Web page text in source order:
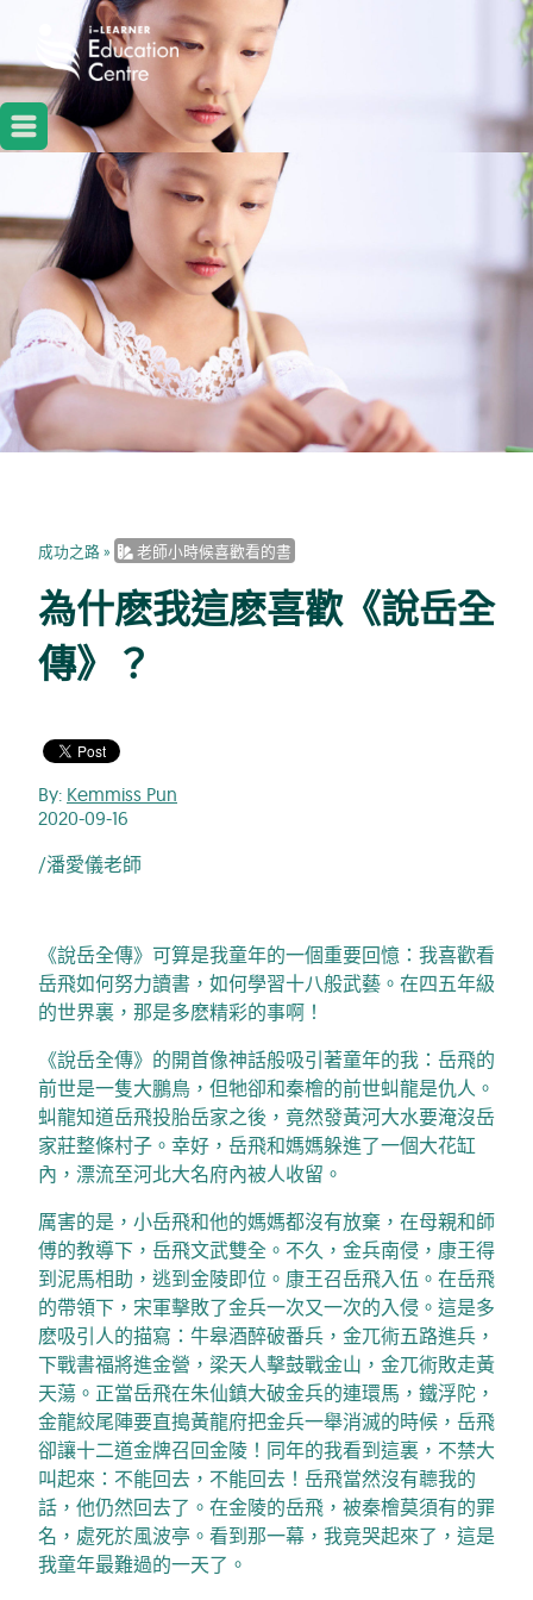
成功之路» 老師小時候喜歡看的書
為什麽我這麽喜歡《說岳全
傳》？
By: Kemmiss Pun
2020-09-16
/潘愛儀老師
《說岳全傳》可算是我童年的一個重要回憶：我喜歡看
岳飛如何努力讀書，如何學習十八般武藝。在四五年級
的世界裏，那是多麽精彩的事啊！
《說岳全傳》的開首像神話般吸引著童年的我：岳飛的
前世是一隻大鵬鳥，但牠卻和秦檜的前世虯龍是仇人。
虯龍知道岳飛投胎岳家之後，竟然發黃河大水要淹沒岳
家莊整條村子。幸好，岳飛和媽媽躲進了一個大花缸
內，漂流至河北大名府內被人收留。
厲害的是，小岳飛和他的媽媽都沒有放棄，在母親和師
傅的教導下，岳飛文武雙全。不久，金兵南侵，康王得
到泥馬相助，逃到金陵即位。康王召岳飛入伍。在岳飛
的帶領下，宋軍擊敗了金兵一次又一次的入侵。這是多
麽吸引人的描寫：牛皋酒醉破番兵，金兀術五路進兵，
下戰書福將進金營，梁天人擊鼓戰金山，金兀術敗走黃
天蕩。正當岳飛在朱仙鎮大破金兵的連環馬， 鐵浮陀，
金龍絞尾陣要直搗黃龍府把金兵一舉消滅的時候，岳飛
卻讓十二道金牌召回金陵！同年的我看到這裏，不禁大
叫起來：不能回去，不能回去！岳飛當然沒有聼我的
話，他仍然回去了。在金陵的岳飛，被秦檜莫須有的罪
名，處死於風波亭。看到那一幕，我竟哭起來了，這是
我童年最難過的一天了。